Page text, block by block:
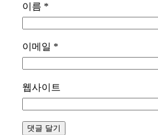
이름 *
이메일 *
웹사이트